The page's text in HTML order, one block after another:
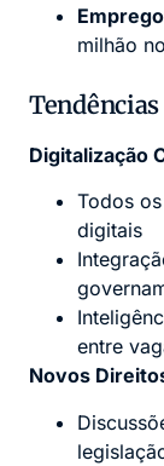
milhão
Digitalização
Todos
digitais
entre
Novos